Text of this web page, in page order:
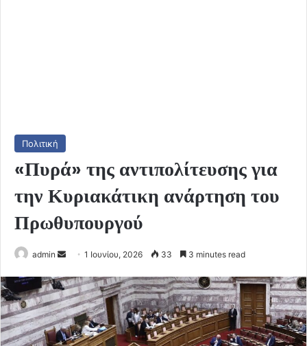
Πολιτική
«Πυρά» της αντιπολίτευσης για
την Κυριακάτικη ανάρτηση του
Πρωθυπουργού
admin
Send
email
1 Ιουνίου, 2026 33 3 minutes read